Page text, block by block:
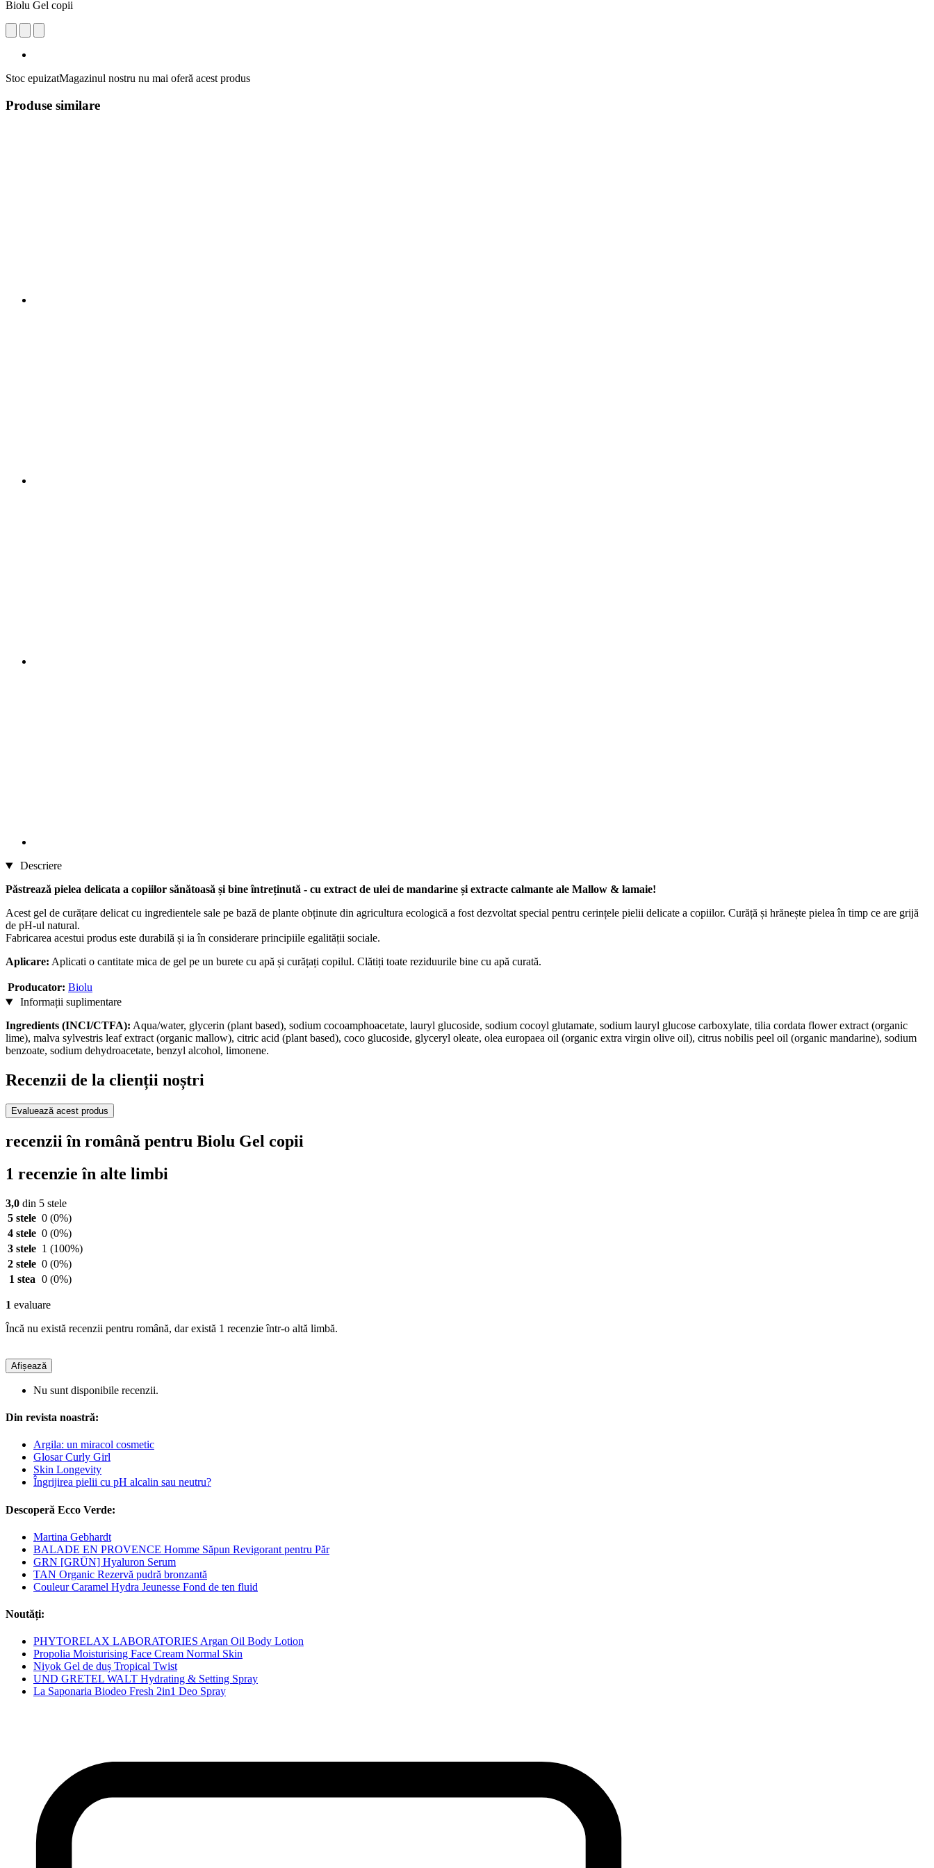
Biolu Gel copii
Stoc epuizatMagazinul nostru nu mai oferă acest produs
Produse similare
Descriere
Păstrează pielea delicata a copiilor sănătoasă și bine întreținută - cu extract de ulei de mandarine și extracte calmante ale Mallow & lamaie!
Acest gel de curățare delicat cu ingredientele sale pe bază de plante obținute din agricultura ecologică a fost dezvoltat special pentru cerințele pielii delicate a copiilor. Curăță și hrănește pielea în timp ce are grijă
de pH-ul natural.
Fabricarea acestui produs este durabilă și ia în considerare principiile egalității sociale.
Aplicare: Aplicati o cantitate mica de gel pe un burete cu apă și curățați copilul. Clătiți toate reziduurile bine cu apă curată.
Producator: Biolu
Informații suplimentare
Ingredients (INCI/CTFA): Aqua/water, glycerin (plant based), sodium cocoamphoacetate, lauryl glucoside, sodium cocoyl glutamate, sodium lauryl glucose carboxylate, tilia cordata flower extract (organic
lime), malva sylvestris leaf extract (organic mallow), citric acid (plant based), coco glucoside, glyceryl oleate, olea europaea oil (organic extra virgin olive oil), citrus nobilis peel oil (organic mandarine), sodium
benzoate, sodium dehydroacetate, benzyl alcohol, limonene.
Recenzii de la clienții noștri
Evaluează acest produs
recenzii în română pentru Biolu Gel copii
1 recenzie în alte limbi
3,0 din 5 stele
5 stele 0 (0%)
4 stele 0 (0%)
3 stele 1 (100%)
2 stele 0 (0%)
1 stea 0 (0%)
1 evaluare
Încă nu există recenzii pentru română, dar există 1 recenzie într-o altă limbă.
Afișează
Nu sunt disponibile recenzii.
Din revista noastră:
Argila: un miracol cosmetic
Glosar Curly Girl
Skin Longevity
Îngrijirea pielii cu pH alcalin sau neutru?
Descoperă Ecco Verde:
Martina Gebhardt
BALADE EN PROVENCE Homme Săpun Revigorant pentru Păr
GRN [GRÜN] Hyaluron Serum
TAN Organic Rezervă pudră bronzantă
Couleur Caramel Hydra Jeunesse Fond de ten fluid
Noutăți:
PHYTORELAX LABORATORIES Argan Oil Body Lotion
Propolia Moisturising Face Cream Normal Skin
Niyok Gel de duș Tropical Twist
UND GRETEL WALT Hydrating & Setting Spray
La Saponaria Biodeo Fresh 2in1 Deo Spray